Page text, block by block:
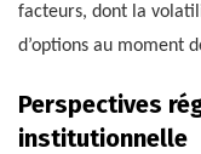
facteurs, dont la
d’options au moment
Perspectives
institutionnelle